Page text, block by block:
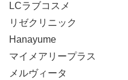
LCラブコスメ
リゼクリニック
Hanayume
マイメアリープラス
メルヴィータ